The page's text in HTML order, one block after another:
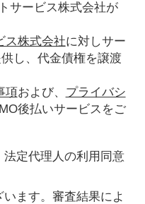
サービス株式会社が
ス株式会社に対しサー
し、代金債権を譲渡
項および、 プライバシ
後払いサービスをご
定代理人の利用同意
ます。審査結果によ